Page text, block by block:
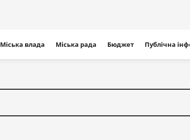
Міська влада Міська рада Бюджет Публічна